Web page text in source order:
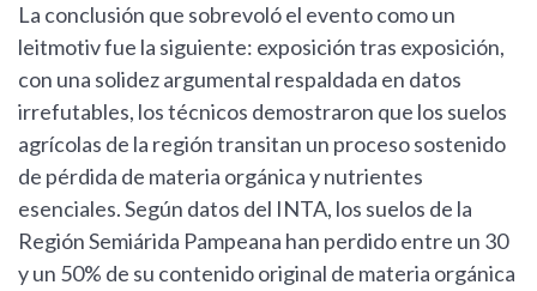
La conclusión que sobrevoló el evento como un
leitmotiv fue la siguiente: exposición tras exposición,
con una solidez argumental respaldada en datos
irrefutables, los técnicos demostraron que los suelos
agrícolas de la región transitan un proceso sostenido
de pérdida de materia orgánica y nutrientes
esenciales. Según datos del INTA, los suelos de la
Región Semiárida Pampeana han perdido entre un 30
y un 50% de su contenido original de materia orgánica